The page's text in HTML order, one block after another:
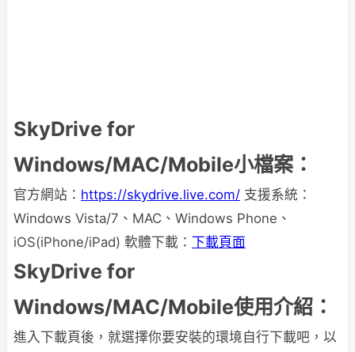
SkyDrive for
Windows/MAC/Mobile小檔案：
官方網站： https://skydrive.live.com/ 支援系統：
Windows Vista/7、MAC、Windows Phone、
iOS(iPhone/iPad) 軟體下載： 下載頁面
SkyDrive for
Windows/MAC/Mobile使用介紹：
進入下載頁後，就選擇你要安裝的環境自行下載吧，以